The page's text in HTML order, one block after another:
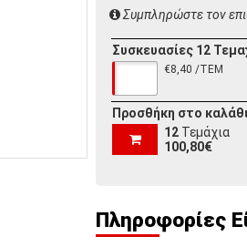
Συμπληρώστε τον
Συσκευασίες 12
€8,40 /ΤΕΜ
Προσθήκη στο
12 Τεμάχια
100,80€
Πληροφορίες